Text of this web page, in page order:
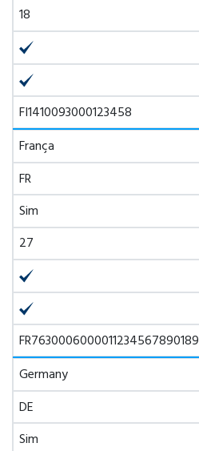
18
FI1410093000123458
França
FR
Sim
27
FR7630006000011234567890189
Germany
DE
Sim